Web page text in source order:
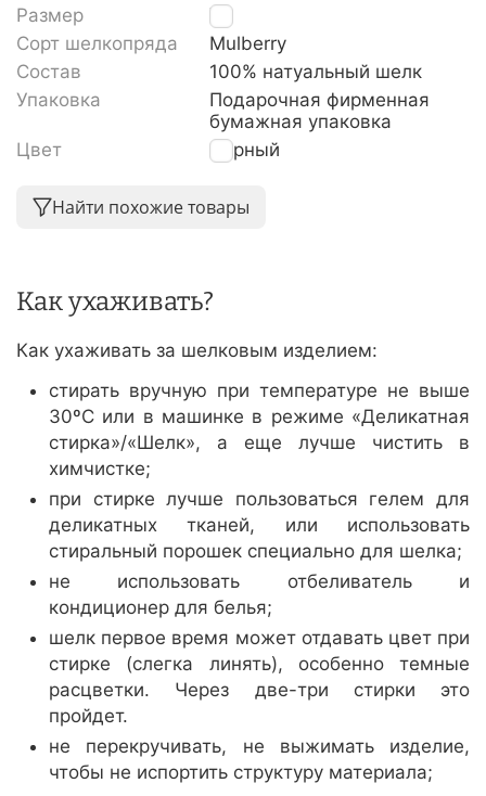
Размер
XL
Сорт шелкопряда
Mulberry
Состав
100% натуальный шелк
Упаковка
Подарочная фирменная
бумажная упаковка
Цвет
Черный
Найти похожие товары
Как ухаживать?
Как ухаживать за шелковым изделием:
стирать вручную при температуре не выше
30ºС или в машинке в режиме «Деликатная
стирка»/«Шелк», а еще лучше чистить в
химчистке;
при стирке лучше пользоваться гелем для
деликатных тканей, или использовать
стиральный порошек специально для шелка;
не использовать отбеливатель и
кондиционер для белья;
шелк первое время может отдавать цвет при
стирке (слегка линять), особенно темные
расцветки. Через две-три стирки это
пройдет.
не перекручивать, не выжимать изделие,
чтобы не испортить структуру материала;